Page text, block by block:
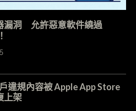
漏洞 允許惡意軟件繞過
違規內容被 Apple App Store
上架